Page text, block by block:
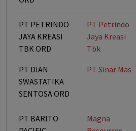
PT PETRINDO
JAYA KREASI
TBK ORD
PT Petrindo
Jaya Kreasi
Tbk
PT DIAN
SWASTATIKA
SENTOSA ORD
PT Sinar Mas
PT BARITO
Magna